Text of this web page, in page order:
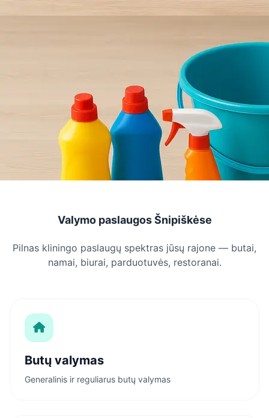
Valymo paslaugos Šnipiškėse
Pilnas kliningo paslaugų spektras jūsų rajone — butai,
namai, biurai, parduotuvės, restoranai.
Butų valymas
Generalinis ir reguliarus butų valymas